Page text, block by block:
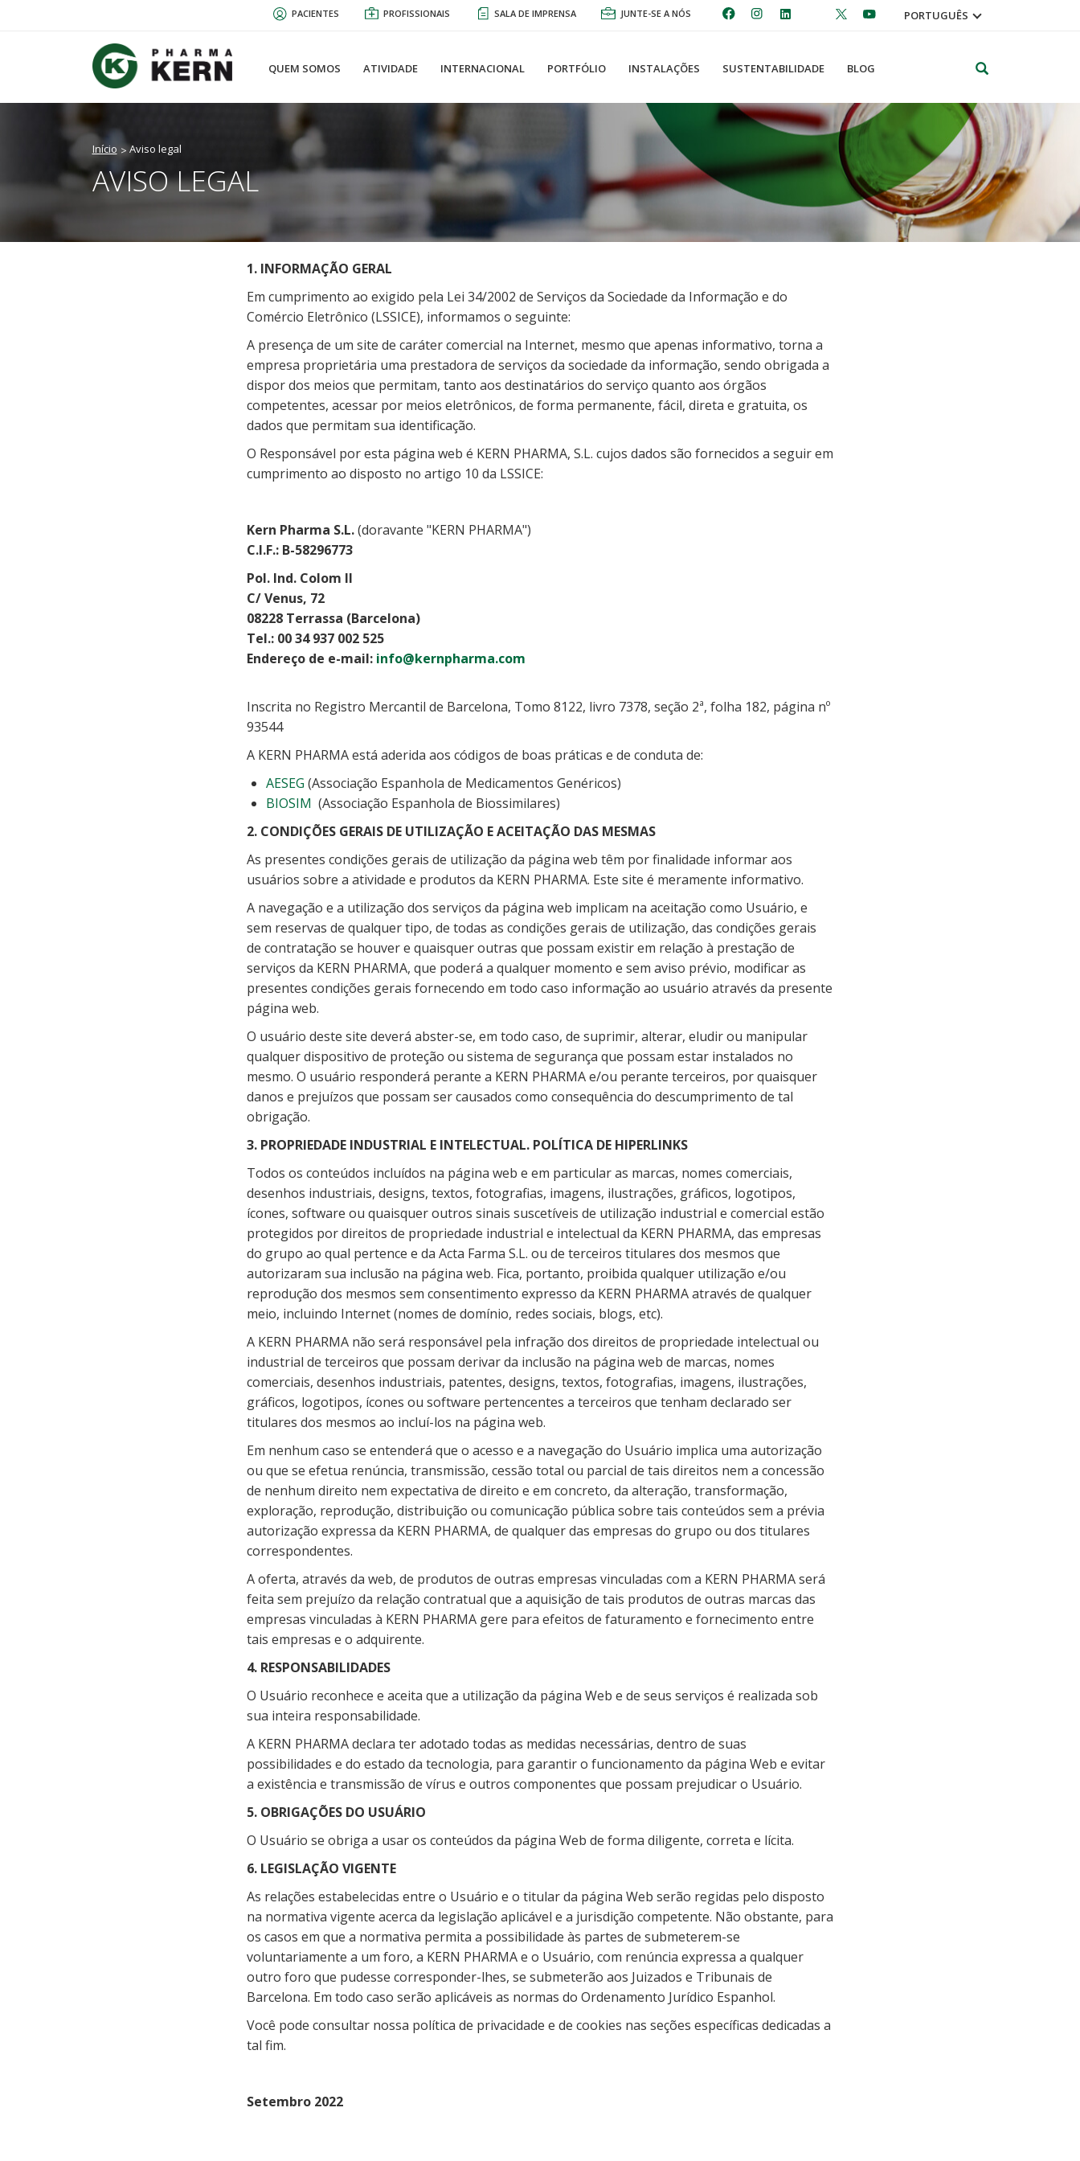
PACIENTES PROFISSIONAIS SALA DE IMPRENSA JUNTE-SE A NÓS PORTUGUÊS
QUEM SOMOS ATIVIDADE INTERNACIONAL PORTFÓLIO INSTALAÇÕES SUSTENTABILIDADE BLOG
Início Aviso legal
AVISO LEGAL
1. INFORMAÇÃO GERAL
Em cumprimento ao exigido pela Lei 34/2002 de Serviços da Sociedade da Informação e do
Comércio Eletrônico (LSSICE), informamos o seguinte:
A presença de um site de caráter comercial na Internet, mesmo que apenas informativo, torna a
empresa proprietária uma prestadora de serviços da sociedade da informação, sendo obrigada a
dispor dos meios que permitam, tanto aos destinatários do serviço quanto aos órgãos
competentes, acessar por meios eletrônicos, de forma permanente, fácil, direta e gratuita, os
dados que permitam sua identificação.
O Responsável por esta página web é KERN PHARMA, S.L. cujos dados são fornecidos a seguir em
cumprimento ao disposto no artigo 10 da LSSICE:
Kern Pharma S.L.(doravante "KERN PHARMA")
C.I.F.: B-58296773
Pol. Ind. Colom II
C/ Venus, 72
08228 Terrassa (Barcelona)
Tel.: 00 34 937 002 525
Endereço de e-mail: info@kernpharma.com
Inscrita no Registro Mercantil de Barcelona, Tomo 8122, livro 7378, seção 2ª, folha 182, página nº
93544
A KERN PHARMA está aderida aos códigos de boas práticas e de conduta de:
AESEG (Associação Espanhola de Medicamentos Genéricos)
BIOSIM (Associação Espanhola de Biossimilares)
2. CONDIÇÕES GERAIS DE UTILIZAÇÃO E ACEITAÇÃO DAS MESMAS
As presentes condições gerais de utilização da página web têm por finalidade informar aos
usuários sobre a atividade e produtos da KERN PHARMA. Este site é meramente informativo.
A navegação e a utilização dos serviços da página web implicam na aceitação como Usuário, e
sem reservas de qualquer tipo, de todas as condições gerais de utilização, das condições gerais
de contratação se houver e quaisquer outras que possam existir em relação à prestação de
serviços da KERN PHARMA, que poderá a qualquer momento e sem aviso prévio, modificar as
presentes condições gerais fornecendo em todo caso informação ao usuário através da presente
página web.
O usuário deste site deverá abster-se, em todo caso, de suprimir, alterar, eludir ou manipular
qualquer dispositivo de proteção ou sistema de segurança que possam estar instalados no
mesmo. O usuário responderá perante a KERN PHARMA e/ou perante terceiros, por quaisquer
danos e prejuízos que possam ser causados como consequência do descumprimento de tal
obrigação.
3. PROPRIEDADE INDUSTRIAL E INTELECTUAL. POLÍTICA DE HIPERLINKS
Todos os conteúdos incluídos na página web e em particular as marcas, nomes comerciais,
desenhos industriais, designs, textos, fotografias, imagens, ilustrações, gráficos, logotipos,
ícones, software ou quaisquer outros sinais suscetíveis de utilização industrial e comercial estão
protegidos por direitos de propriedade industrial e intelectual da KERN PHARMA, das empresas
do grupo ao qual pertence e da Acta Farma S.L. ou de terceiros titulares dos mesmos que
autorizaram sua inclusão na página web. Fica, portanto, proibida qualquer utilização e/ou
reprodução dos mesmos sem consentimento expresso da KERN PHARMA através de qualquer
meio, incluindo Internet (nomes de domínio, redes sociais, blogs, etc).
A KERN PHARMA não será responsável pela infração dos direitos de propriedade intelectual ou
industrial de terceiros que possam derivar da inclusão na página web de marcas, nomes
comerciais, desenhos industriais, patentes, designs, textos, fotografias, imagens, ilustrações,
gráficos, logotipos, ícones ou software pertencentes a terceiros que tenham declarado ser
titulares dos mesmos ao incluí-los na página web.
Em nenhum caso se entenderá que o acesso e a navegação do Usuário implica uma autorização
ou que se efetua renúncia, transmissão, cessão total ou parcial de tais direitos nem a concessão
de nenhum direito nem expectativa de direito e em concreto, da alteração, transformação,
exploração, reprodução, distribuição ou comunicação pública sobre tais conteúdos sem a prévia
autorização expressa da KERN PHARMA, de qualquer das empresas do grupo ou dos titulares
correspondentes.
A oferta, através da web, de produtos de outras empresas vinculadas com a KERN PHARMA será
feita sem prejuízo da relação contratual que a aquisição de tais produtos de outras marcas das
empresas vinculadas à KERN PHARMA gere para efeitos de faturamento e fornecimento entre
tais empresas e o adquirente.
4. RESPONSABILIDADES
O Usuário reconhece e aceita que a utilização da página Web e de seus serviços é realizada sob
sua inteira responsabilidade.
A KERN PHARMA declara ter adotado todas as medidas necessárias, dentro de suas
possibilidades e do estado da tecnologia, para garantir o funcionamento da página Web e evitar
a existência e transmissão de vírus e outros componentes que possam prejudicar o Usuário.
5. OBRIGAÇÕES DO USUÁRIO
O Usuário se obriga a usar os conteúdos da página Web de forma diligente, correta e lícita.
6. LEGISLAÇÃO VIGENTE
As relações estabelecidas entre o Usuário e o titular da página Web serão regidas pelo disposto
na normativa vigente acerca da legislação aplicável e a jurisdição competente. Não obstante, para
os casos em que a normativa permita a possibilidade às partes de submeterem-se
voluntariamente a um foro, a KERN PHARMA e o Usuário, com renúncia expressa a qualquer
outro foro que pudesse corresponder-lhes, se submeterão aos Juizados e Tribunais de
Barcelona. Em todo caso serão aplicáveis as normas do Ordenamento Jurídico Espanhol.
Você pode consultar nossa política de privacidade e de cookies nas seções específicas dedicadas a
tal fim.
Setembro 2022